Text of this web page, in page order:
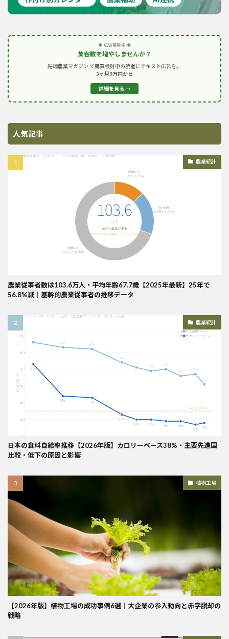
◆ 広告募集中 ◆
集客数を増やしませんか？
先端農業マガジン で購買検討中の読者にテキスト広告を。
3ヶ月9万円から
詳細を見る →
人気記事
農業統計
農業従事者数は103.6万人・平均年齢67.7歳【2025年最新】25年で
56.8%減｜基幹的農業従事者の推移データ
農業統計
日本の食料自給率推移【2026年版】カロリーベース38%・主要先進国
比較・低下の原因と影響
植物工場
【2026年版】植物工場の成功事例6選｜大企業の参入動向と赤字脱却の
戦略